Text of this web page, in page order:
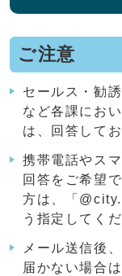
ご注意
セールス・勧
など各課にお
は、回答して
携帯電話やス
回答をご希望
方は、「
う指定してくだ
メール送信後
届かない場合